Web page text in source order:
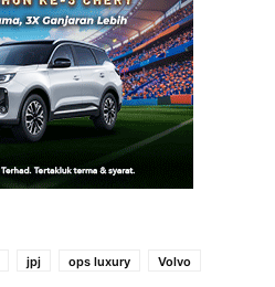
jpj ops luxury Volvo